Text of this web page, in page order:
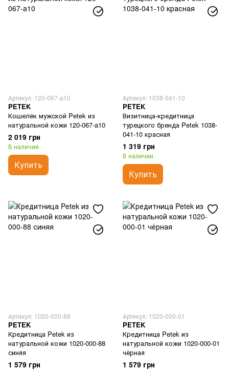
Артикул: 120-067-a10
PETEK
Кошелёк мужской Petek из
натуральной кожи 120-067-a10
2 019 грн
В наличии
Купить
Артикул: 1038-041-10
PETEK
Визитница-кредитница
турецкого бренда Petek 1038-
041-10 красная
1 319 грн
В наличии
Купить
Артикул: 1020-000-88
PETEK
Кредитница Petek из
натуральной кожи 1020-000-88
синяя
1 579 грн
Артикул: 1020-000-01
PETEK
Кредитница Petek из
натуральной кожи 1020-000-01
чёрная
1 579 грн